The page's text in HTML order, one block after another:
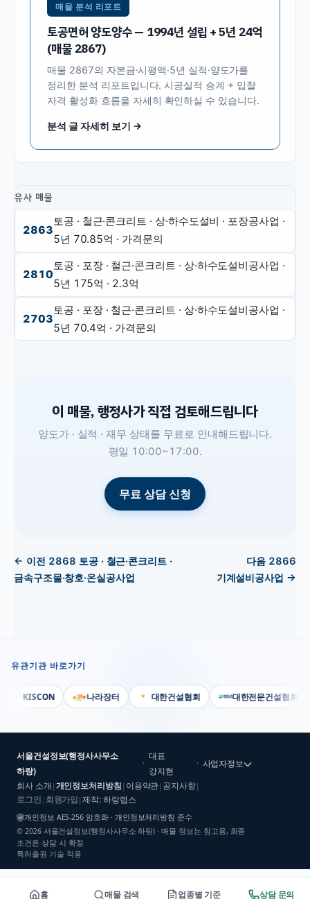
매물 분석 리포트
토공면허 양도양수 — 1994년 설립 + 5년 24억
(매물 2867)
매물 2867의 자본금·시평액·5년 실적·양도가를
정리한 분석 리포트입니다. 시공실적 승계 + 입찰
자격 활성화 흐름을 자세히 확인하실 수 있습니다.
분석 글 자세히 보기 →
유사 매물
2863
토공 · 철근·콘크리트 · 상·하수도설비 · 포장공사업 ·
5년 70.85억 · 가격문의
2810
토공 · 포장 · 철근·콘크리트 · 상·하수도설비공사업 ·
5년 175억 · 2.3억
2703
토공 · 포장 · 철근·콘크리트 · 상·하수도설비공사업 ·
5년 70.4억 · 가격문의
이 매물, 행정사가 직접 검토해드립니다
양도가 · 실적 · 재무 상태를 무료로 안내해드립니다.
평일 10:00~17:00.
무료 상담 신청
← 이전 2868 토공 · 철근·콘크리트 ·
금속구조물·창호·온실공사업
다음 2866
기계설비공사업 →
유관기관 바로가기
KISCON 나라장터 대한건설협회 대한전문건설협회
서울건설정보(행정사사무소
하랑)
·
대표
강지현
· 사업자정보
회사 소개 | 개인정보처리방침 | 이용약관| 공지사항|
로그인 회원가입 |제작: 하랑랩스
개인정보 AES-256 암호화 · 개인정보처리방침 준수
© 2026 서울건설정보(행정사사무소 하랑) · 매물 정보는 참고용, 최종
조건은 상담 시 확정
특허출원 기술 적용
홈 매물 검색 업종별 기준 상담 문의